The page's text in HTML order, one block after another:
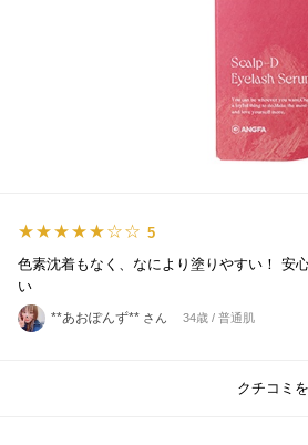
★★★★★☆☆ 5
色素沈着もなく、なにより塗りやすい！ 安
い
**あおぽんず** さん 34歳 / 普通肌
クチコミ